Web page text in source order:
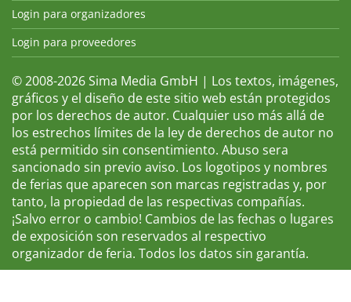
Login para organizadores
Login para proveedores
© 2008-2026 Sima Media GmbH | Los textos, imágenes,
gráficos y el diseño de este sitio web están protegidos
por los derechos de autor. Cualquier uso más allá de
los estrechos límites de la ley de derechos de autor no
está permitido sin consentimiento. Abuso sera
sancionado sin previo aviso. Los logotipos y nombres
de ferias que aparecen son marcas registradas y, por
tanto, la propiedad de las respectivas compañías.
¡Salvo error o cambio! Cambios de las fechas o lugares
de exposición son reservados al respectivo
organizador de feria. Todos los datos sin garantía.